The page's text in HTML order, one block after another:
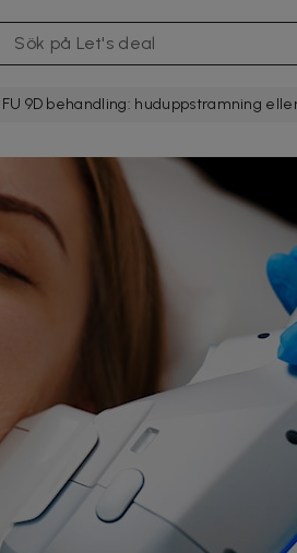
9D behandling: huduppstramning